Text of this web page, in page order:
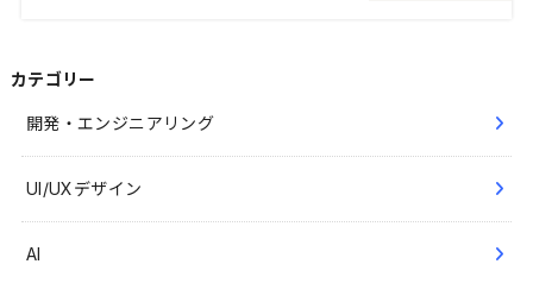
カテゴリー
開発・エンジニアリング
UI/UXデザイン
AI